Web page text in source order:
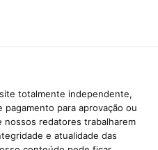
totalmente independente,
para aprovação ou
nossos redatores trabalharem
e atualidade das